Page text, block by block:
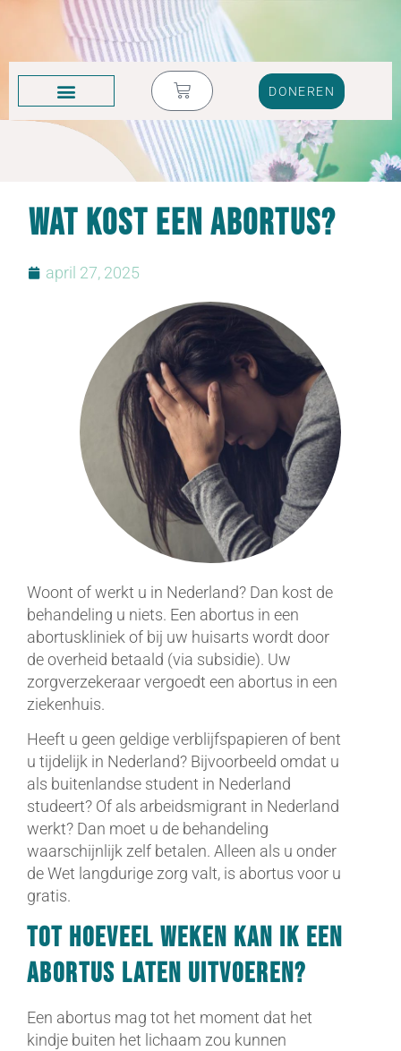
DONEREN
Wat kost een abortus?
april 27, 2025
Woont of werkt u in Nederland? Dan kost de
behandeling u niets. Een abortus in een
abortuskliniek of bij uw huisarts wordt door
de overheid betaald (via subsidie). Uw
zorgverzekeraar vergoedt een abortus in een
ziekenhuis.
Heeft u geen geldige verblijfspapieren of bent
u tijdelijk in Nederland? Bijvoorbeeld omdat u
als buitenlandse student in Nederland
studeert? Of als arbeidsmigrant in Nederland
werkt? Dan moet u de behandeling
waarschijnlijk zelf betalen. Alleen als u onder
de Wet langdurige zorg valt, is abortus voor u
gratis.
Tot hoeveel weken kan ik een
abortus laten uitvoeren?
Een abortus mag tot het moment dat het
kindje buiten het lichaam zou kunnen